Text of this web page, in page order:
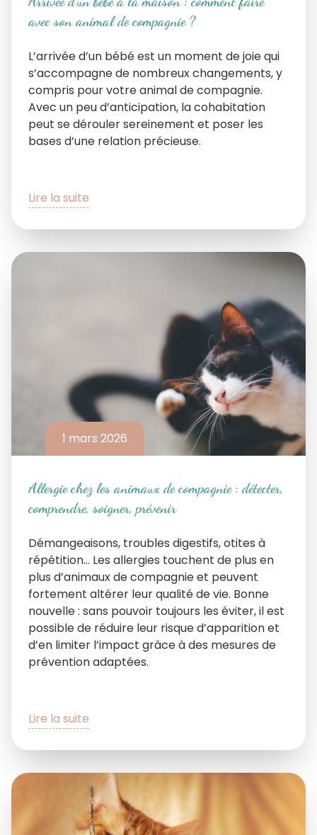
avec son animal de compagnie ?
L’arrivée d’un bébé est un moment de joie qui
s’accompagne de nombreux changements, y
compris pour votre animal de compagnie.
Avec un peu d’anticipation, la cohabitation
peut se dérouler sereinement et poser les
bases d’une relation précieuse.
Lire la suite
1 mars 2026
Allergie chez les animaux de compagnie : détecter,
comprendre, soigner, prévenir
Démangeaisons, troubles digestifs, otites à
répétition… Les allergies touchent de plus en
plus d’animaux de compagnie et peuvent
fortement altérer leur qualité de vie. Bonne
nouvelle : sans pouvoir toujours les éviter, il est
possible de réduire leur risque d’apparition et
d’en limiter l’impact grâce à des mesures de
prévention adaptées.
Lire la suite